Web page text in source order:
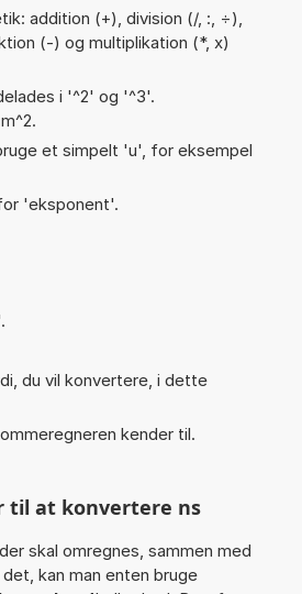
addition (+), division (/, :, ÷),
(-) og multiplikation (*, x)
i '^2' og '^3'.
et simpelt 'u', for eksempel
'eksponent'.
du vil konvertere, i dette
kender til.
til at konvertere ns
skal omregnes, sammen med
kan man enten bruge